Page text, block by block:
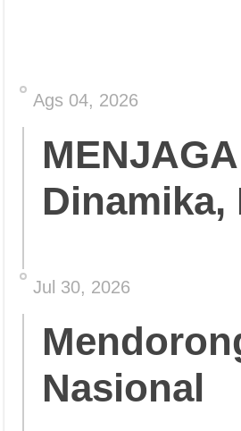
Ags 04, 2026
Dinamika,
Jul 30, 2026
Nasional